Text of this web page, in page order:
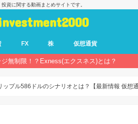
投資に関する動画まとめサイトです。
FX 株 仮想通貨
ジ無制限！？Exness(エクスネス)とは？
プル586ドルのシナリオとは？【最新情報 仮想